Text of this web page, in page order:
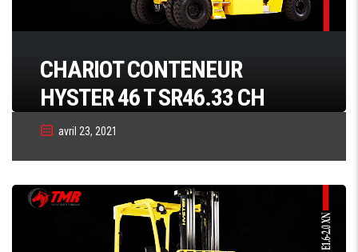
CHARIOT CONTENEUR
HYSTER 46 T SR46.33 CH
avril 23, 2021